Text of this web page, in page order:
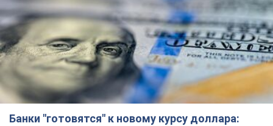
Банки "готовятся" к новому курсу доллара: